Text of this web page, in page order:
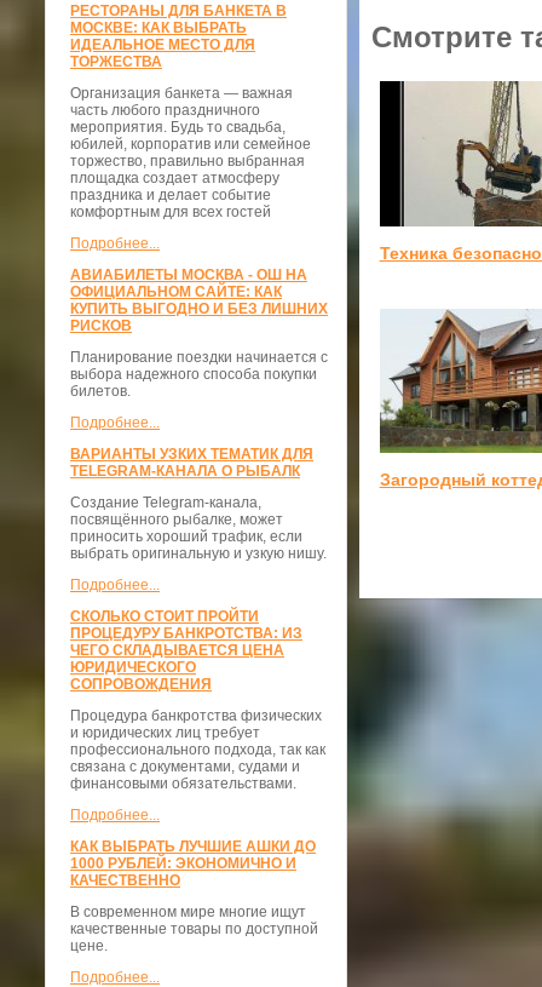
РЕСТОРАНЫ ДЛЯ БАНКЕТА В
МОСКВЕ: КАК ВЫБРАТЬ
ИДЕАЛЬНОЕ МЕСТО ДЛЯ
ТОРЖЕСТВА
Организация банкета — важная
часть любого праздничного
мероприятия. Будь то свадьба,
юбилей, корпоратив или семейное
торжество, правильно выбранная
площадка создает атмосферу
праздника и делает событие
комфортным для всех гостей
Подробнее...
АВИАБИЛЕТЫ МОСКВА - ОШ НА
ОФИЦИАЛЬНОМ САЙТЕ: КАК
КУПИТЬ ВЫГОДНО И БЕЗ ЛИШНИХ
РИСКОВ
Планирование поездки начинается с
выбора надежного способа покупки
билетов.
Подробнее...
ВАРИАНТЫ УЗКИХ ТЕМАТИК ДЛЯ
TELEGRAM-КАНАЛА О РЫБАЛК
Создание Telegram-канала,
посвящённого рыбалке, может
приносить хороший трафик, если
выбрать оригинальную и узкую нишу.
Подробнее...
СКОЛЬКО СТОИТ ПРОЙТИ
ПРОЦЕДУРУ БАНКРОТСТВА: ИЗ
ЧЕГО СКЛАДЫВАЕТСЯ ЦЕНА
ЮРИДИЧЕСКОГО
СОПРОВОЖДЕНИЯ
Процедура банкротства физических
и юридических лиц требует
профессионального подхода, так как
связана с документами, судами и
финансовыми обязательствами.
Подробнее...
КАК ВЫБРАТЬ ЛУЧШИЕ АШКИ ДО
1000 РУБЛЕЙ: ЭКОНОМИЧНО И
КАЧЕСТВЕННО
В современном мире многие ищут
качественные товары по доступной
цене.
Подробнее...
Смотрите
Техника
Загородный